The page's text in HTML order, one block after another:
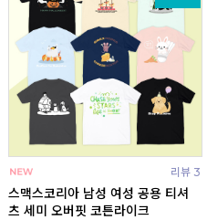
리뷰 3
스맥스코리아 남성 여성 공용 티셔
츠 세미 오버핏 코튼라이크